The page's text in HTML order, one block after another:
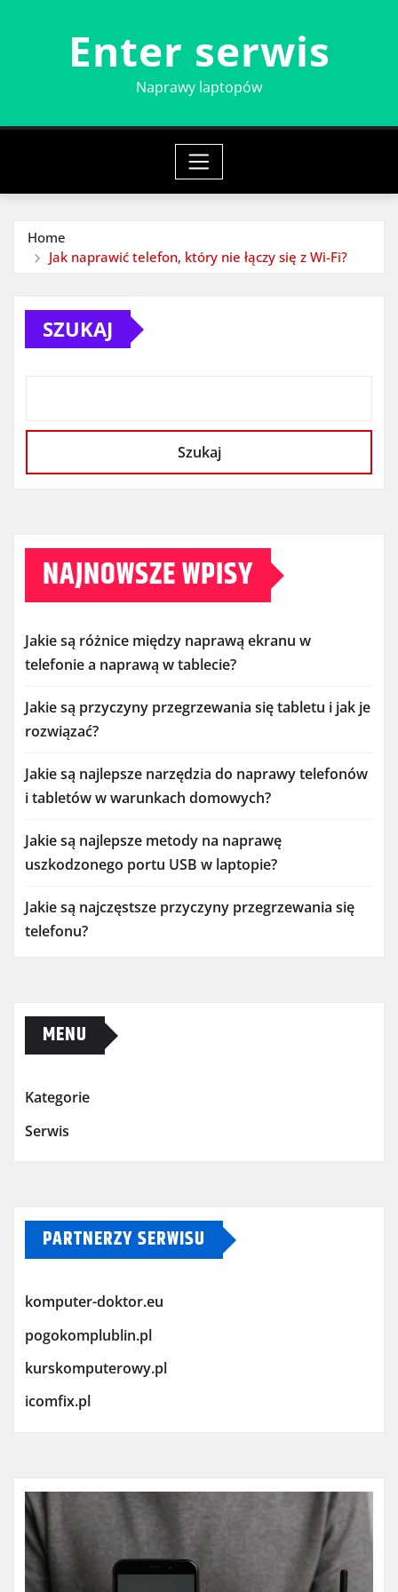
Enter serwis
Naprawy laptopów
Home
Jak naprawić telefon, który nie łączy się z Wi-Fi?
SZUKAJ
Szukaj
NAJNOWSZE WPISY
Jakie są różnice między naprawą ekranu w
telefonie a naprawą w tablecie?
Jakie są przyczyny przegrzewania się tabletu i jak je
rozwiązać?
Jakie są najlepsze narzędzia do naprawy telefonów
i tabletów w warunkach domowych?
Jakie są najlepsze metody na naprawę
uszkodzonego portu USB w laptopie?
Jakie są najczęstsze przyczyny przegrzewania się
telefonu?
MENU
Kategorie
Serwis
PARTNERZY SERWISU
komputer-doktor.eu
pogokomplublin.pl
kurskomputerowy.pl
icomfix.pl